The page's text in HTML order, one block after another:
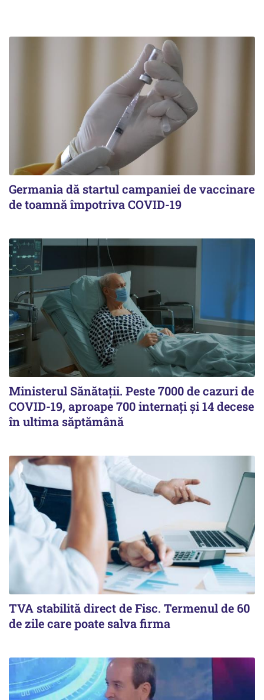
Germania dă startul campaniei de vaccinare
de toamnă împotriva COVID-19
Ministerul Sănătații. Peste 7000 de cazuri de
COVID-19, aproape 700 internați și 14 decese
în ultima săptămână
TVA stabilită direct de Fisc. Termenul de 60
de zile care poate salva firma